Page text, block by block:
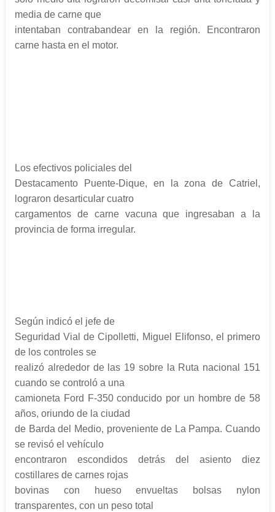
media de carne que
intentaban contrabandear en la región. Encontraron
carne hasta en el motor.
Los efectivos policiales del
Destacamento Puente-Dique, en la zona de Catriel,
lograron desarticular cuatro
cargamentos de carne vacuna que ingresaban a la
provincia de forma irregular.
Según indicó el jefe de
Seguridad Vial de Cipolletti, Miguel Elifonso, el primero
de los controles se
realizó alrededor de las 19 sobre la Ruta nacional 151
cuando se controló a una
camioneta Ford F-350 conducido por un hombre de 58
años, oriundo de la ciudad
de Barda del Medio, proveniente de La Pampa. Cuando
se revisó el vehículo
encontraron escondidos detrás del asiento diez
costillares de carnes rojas
bovinas con hueso envueltas bolsas nylon
transparentes, con un peso total